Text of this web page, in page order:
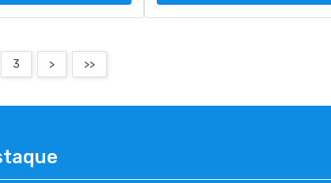
3 > >>